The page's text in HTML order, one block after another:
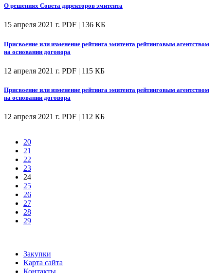
О решениях Совета директоров эмитента
15 апреля 2021 г. PDF | 136 КБ
Присвоение или изменение рейтинга эмитента рейтинговым агентством
на основании договора
12 апреля 2021 г. PDF | 115 КБ
Присвоение или изменение рейтинга эмитента рейтинговым агентством
на основании договора
12 апреля 2021 г. PDF | 112 КБ
20
21
22
23
24
25
26
27
28
29
Закупки
Карта сайта